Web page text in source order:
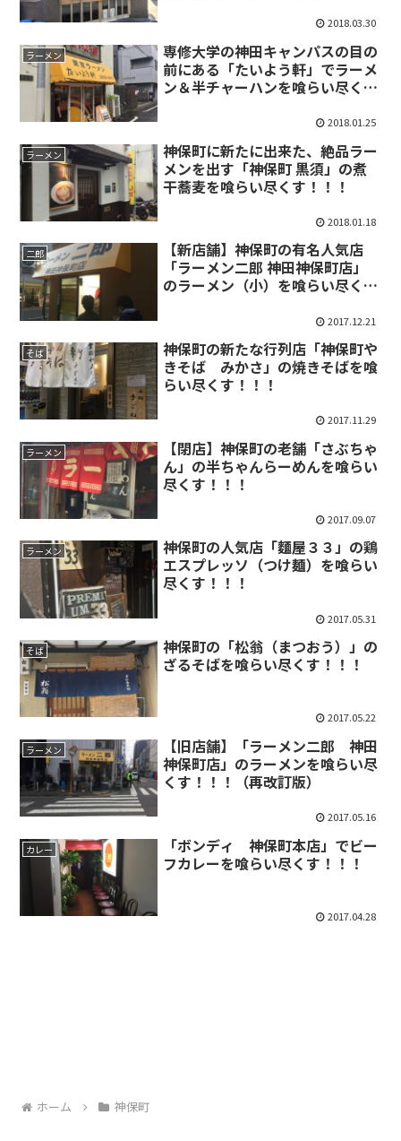
2018.03.30
ラーメン
専修大学の神田キャンパスの目の
前にある「たいよう軒」でラーメ
ン＆半チャーハンを喰らい尽く
2018.01.25
ラーメン
神保町に新たに出来た、絶品ラー
メンを出す「神保町 黒須」の煮
干蕎麦を喰らい尽くす！！！
2018.01.18
二郎
【新店舗】神保町の有名人気店
「ラーメン二郎 神田神保町店」
のラーメン（小）を喰らい尽く
2017.12.21
そば
神保町の新たな行列店「神保町や
きそば みかさ」の焼きそばを喰
らい尽くす！！！
2017.11.29
ラーメン
【閉店】神保町の老舗「さぶちゃ
ん」の半ちゃんらーめんを喰らい
尽くす！！！
2017.09.07
ラーメン
神保町の人気店「麵屋３３」の鶏
エスプレッソ（つけ麺）を喰らい
尽くす！！！
2017.05.31
そば
神保町の「松翁（まつおう）」の
ざるそばを喰らい尽くす！！！
2017.05.22
ラーメン
【旧店舗】「ラーメン二郎 神田
神保町店」のラーメンを喰らい尽
くす！！！（再改訂版）
2017.05.16
カレー
「ボンディ 神保町本店」でビー
フカレーを喰らい尽くす！！！
2017.04.28
ホーム 神保町